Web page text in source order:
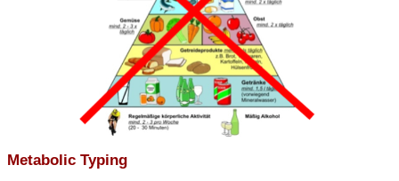
Metabolic Typing